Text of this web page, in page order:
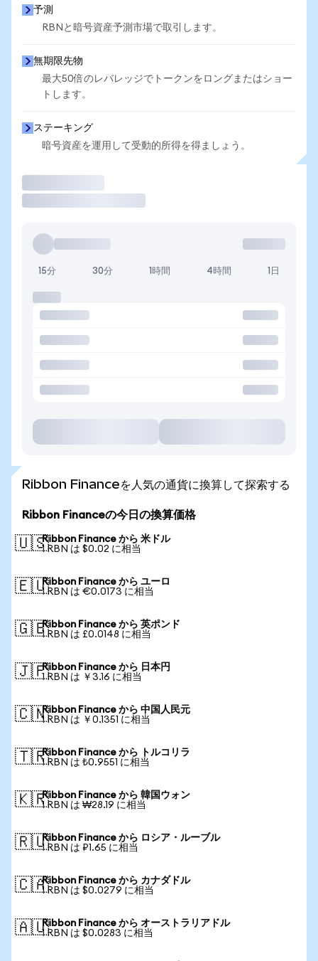
予測
RBNと暗号資産予測市場で取引します。
無期限先物
最大50倍のレバレッジでトークンをロングまたはショー
トします。
ステーキング
暗号資産を運用して受動的所得を得ましょう。
15分 30分 1時間 4時間 1日
Ribbon Financeを人気の通貨に換算して探索する
Ribbon Financeの今日の換算価格
🇺🇸Ribbon Finance から 米ドル
1 RBN は $0.02 に相当
🇪🇺Ribbon Finance から ユーロ
1 RBN は €0.0173 に相当
🇬🇧Ribbon Finance から 英ポンド
1 RBN は £0.0148 に相当
🇯🇵Ribbon Finance から 日本円
1 RBN は ￥3.16 に相当
🇨🇳Ribbon Finance から 中国人民元
1 RBN は ￥0.1351 に相当
🇹🇷Ribbon Finance から トルコリラ
1 RBN は ₺0.9551 に相当
🇰🇷Ribbon Finance から 韓国ウォン
1 RBN は ₩28.19 に相当
🇷🇺Ribbon Finance から ロシア・ルーブル
1 RBN は ₽1.65 に相当
🇨🇦Ribbon Finance から カナダドル
1 RBN は $0.0279 に相当
🇦🇺Ribbon Finance から オーストラリアドル
1 RBN は $0.0283 に相当